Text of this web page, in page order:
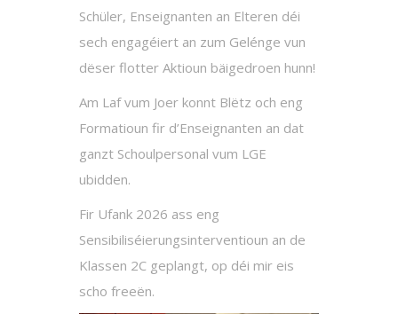
Schüler, Enseignanten an Elteren déi
sech engagéiert an zum Gelénge vun
dëser flotter Aktioun bäigedroen hunn!
Am Laf vum Joer konnt Blëtz och eng
Formatioun fir d’Enseignanten an dat
ganzt Schoulpersonal vum LGE
ubidden.
Fir Ufank 2026 ass eng
Sensibiliséierungsinterventioun an de
Klassen 2C geplangt, op déi mir eis
scho freeën.